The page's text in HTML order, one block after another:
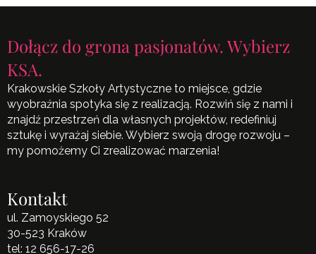
Dołącz do grona pasjonatów. Wybierz
KSA.
Krakowskie Szkoły Artystyczne to miejsce, gdzie
wyobraźnia spotyka się z realizacją. Rozwiń się z nami i
znajdź przestrzeń dla własnych projektów, redefiniuj
sztukę i wyrażaj siebie. Wybierz swoją drogę rozwoju –
my pomożemy Ci zrealizować marzenia!
Kontakt
ul. Zamoyskiego 52
30-523 Kraków
tel: 12 656-17-26